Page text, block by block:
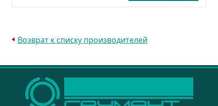
Возврат к списку производителей